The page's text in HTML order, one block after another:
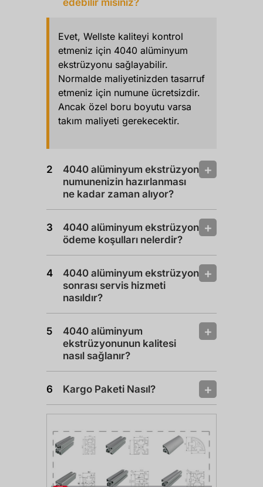
Evet, Wellste kaliteyi kontrol
etmeniz için 4040 alüminyum
ekstrüzyonu sağlayabilir.
Normalde maliyetinizden tasarruf
etmeniz için numune ücretsizdir.
Ancak özel boru boyutu varsa
takım maliyeti gerekecektir.
4040 alüminyum ekstrüzyon
numunenizin hazırlanması
ne kadar zaman alıyor?
4040 alüminyum ekstrüzyon
ödeme koşulları nelerdir?
4040 alüminyum ekstrüzyon
sonrası servis hizmeti
nasıldır?
4040 alüminyum
ekstrüzyonunun kalitesi
nasıl sağlanır?
Kargo Paketi Nasıl?